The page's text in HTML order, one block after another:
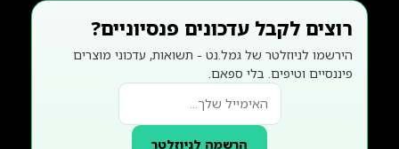
רוצים לקבל עדכונים פנסיוניים?
הירשמו לניוזלטר של גמל.נט - תשואות, עדכוני מוצרים
פיננסיים וטיפים. בלי ספאם.
הרשמה לניוזלטר